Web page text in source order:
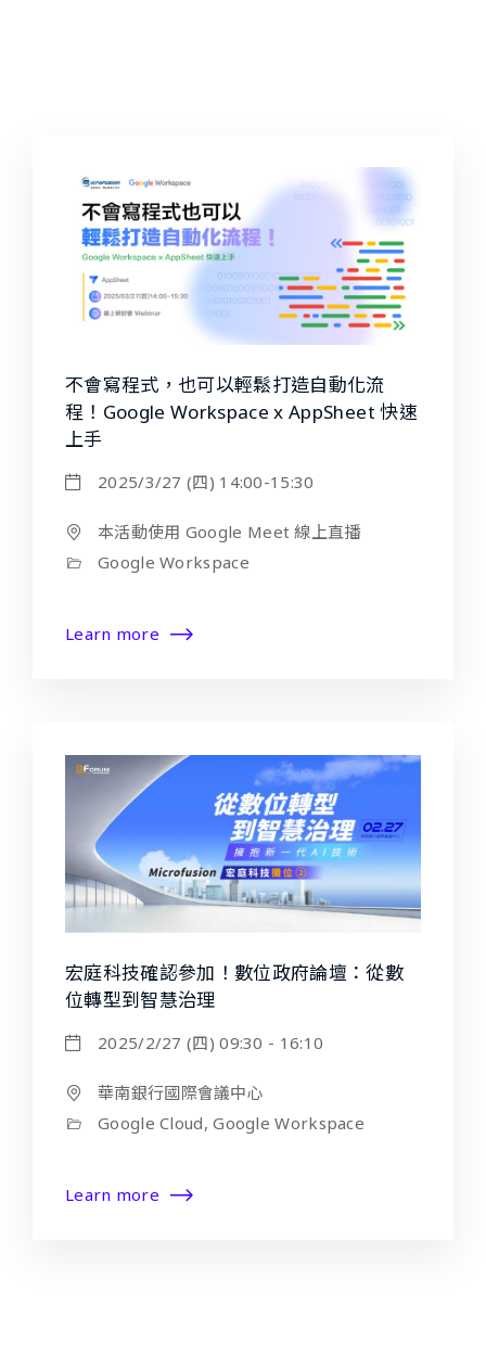
不會寫程式，也可以輕鬆打造自動化流
程！Google Workspace x AppSheet 快速
上手
2025/3/27 (四) 14:00-15:30
本活動使用 Google Meet 線上直播
Google Workspace
Learn more
宏庭科技確認參加！數位政府論壇：從數
位轉型到智慧治理
2025/2/27 (四) 09:30 - 16:10
華南銀行國際會議中心
Google Cloud, Google Workspace
Learn more